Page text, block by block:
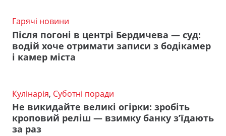
Гарячі новини
Після погоні в центрі Бердичева — суд:
водій хоче отримати записи з бодікамер
і камер міста
Кулінарія, Суботні поради
Не викидайте великі огірки: зробіть
кроповий реліш — взимку банку з’їдають
за раз